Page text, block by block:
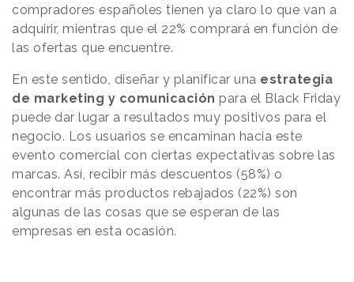
compradores españoles tienen ya claro lo que van a
adquirir, mientras que el 22% comprará en función de
las ofertas que encuentre.
En este sentido, diseñar y planificar una estrategia
de marketing y comunicación para el Black Friday
puede dar lugar a resultados muy positivos para el
negocio. Los usuarios se encaminan hacia este
evento comercial con ciertas expectativas sobre las
marcas. Así, recibir más descuentos (58%) o
encontrar más productos rebajados (22%) son
algunas de las cosas que se esperan de las
empresas en esta ocasión.